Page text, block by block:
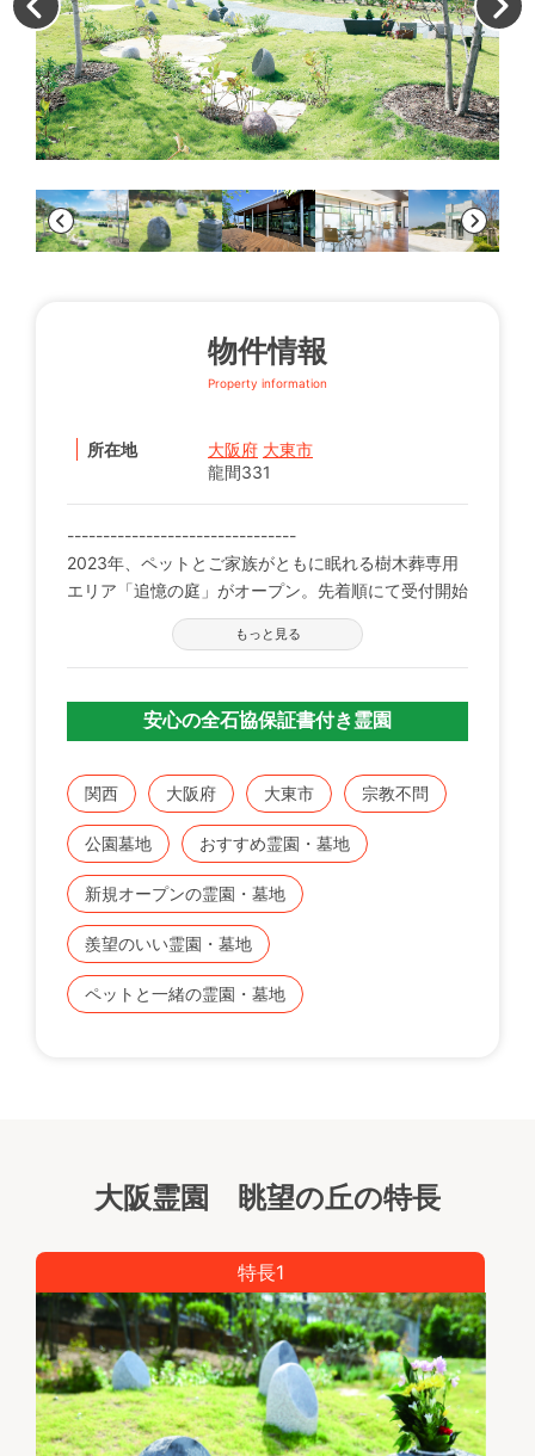
物件情報
Property information
所在地 大阪府 大東市
龍間331
--------------------------------
2023年、ペットとご家族がともに眠れる樹木葬専用
エリア「追憶の庭」がオープン。先着順にて受付開始
--------------------------------
平成２８年、グランドオープン。 遮るもののない広
大なパノラマ。目の前に広がる大阪平野はもちろんの
る公園墓地です。
■安心の永代供養システム
一般のお墓が万一無縁になっても、ご遺骨は永代供養
塔に無料で合祀し、永代にわたりご供養いたします。
■永代供養付き樹木葬墓地
樹木のもとに眠る樹木葬墓地、１区画39万円より受
付中です。
もそのまま残る永代供養墓「こもれび」好評受付中。
もっと見る
安心の全石協保証書付き霊園
関西 大阪府 大東市 宗教不問
公園墓地 おすすめ霊園・墓地
新規オープンの霊園・墓地
羨望のいい霊園・墓地
ペットと一緒の霊園・墓地
大阪霊園 眺望の丘の特長
特長1